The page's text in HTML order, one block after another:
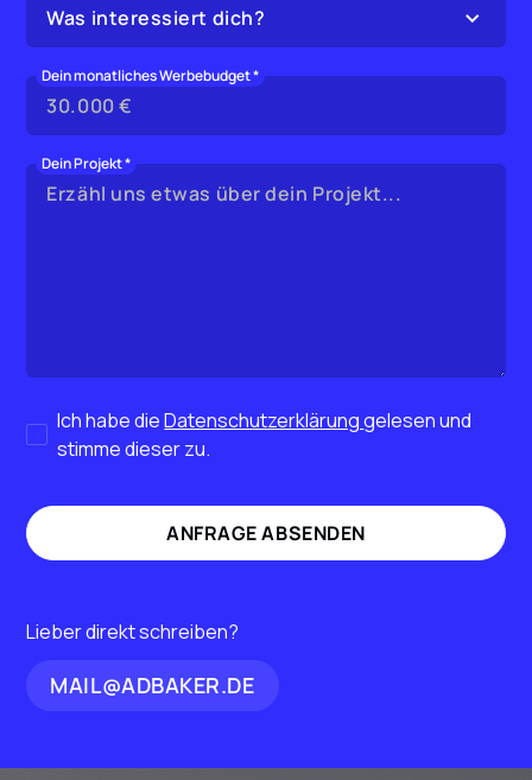
Was interessiert dich?
Dein monatliches Werbebudget *
Dein Projekt *
Ich habe dieDatenschutzerklärunggelesen und
stimme dieser zu.
Lieber direkt schreiben?
MAIL@ADBAKER.DE